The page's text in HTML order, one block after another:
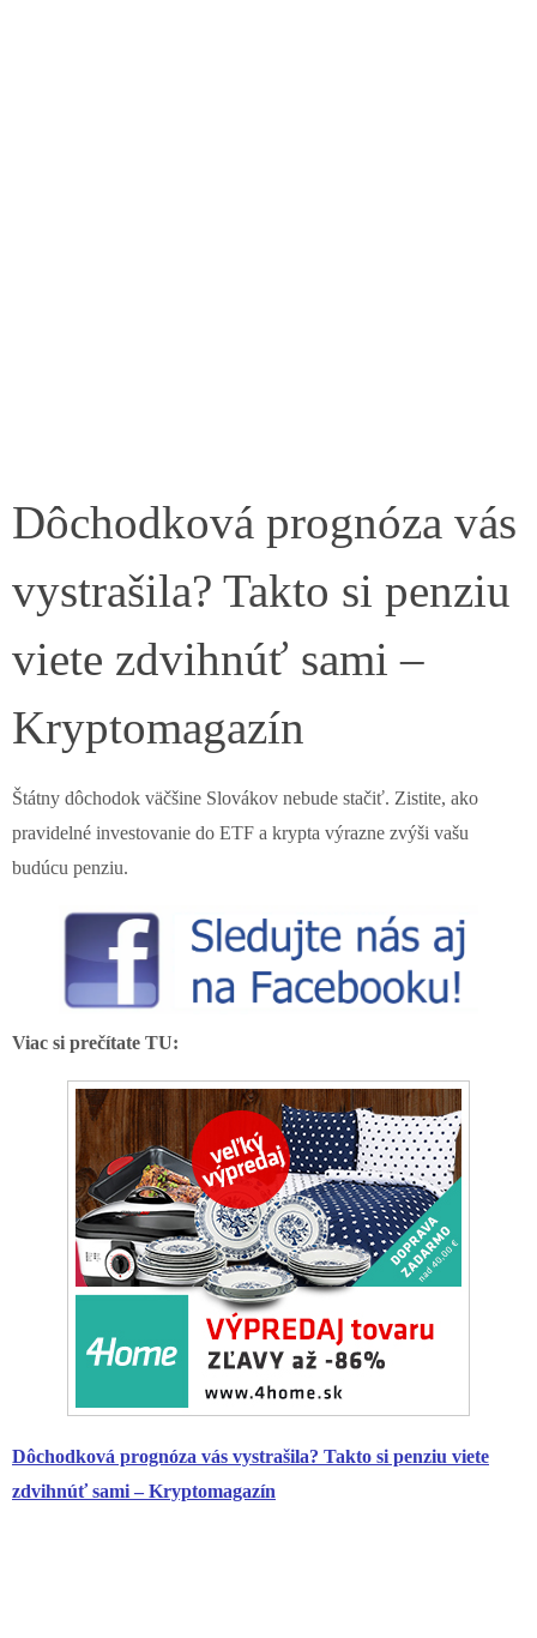
Dôchodková prognóza vás
vystrašila? Takto si penziu
viete zdvihnúť sami –
Kryptomagazín
Štátny dôchodok väčšine Slovákov nebude stačiť. Zistite, ako
pravidelné investovanie do ETF a krypta výrazne zvýši vašu
budúcu penziu.
Viac si prečítate TU:
Dôchodková prognóza vás vystrašila? Takto si penziu viete
zdvihnúť sami – Kryptomagazín